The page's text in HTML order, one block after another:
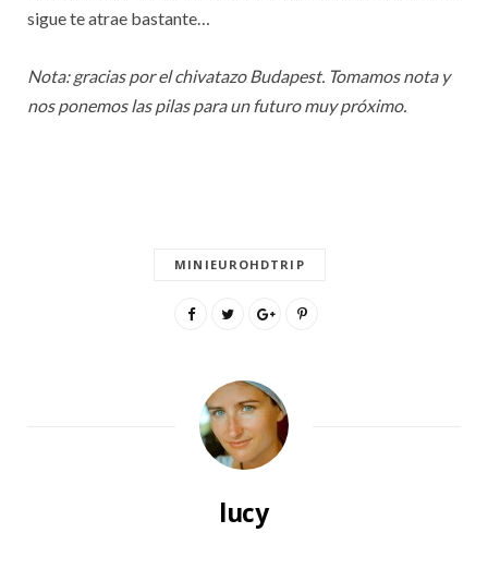
sigue te atrae bastante…
Nota: gracias por el chivatazo Budapest. Tomamos nota y
nos ponemos las pilas para un futuro muy próximo.
MINIEUROHDTRIP
lucy